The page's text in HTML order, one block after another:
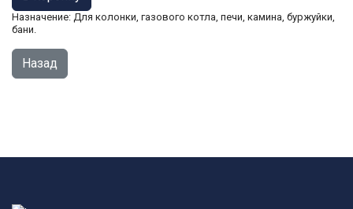
Назначение: Для колонки, газового котла, печи, камина, буржуйки,
бани.